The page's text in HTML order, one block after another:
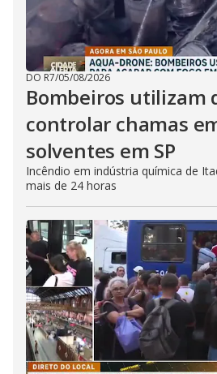
DO R7/05/08/2026
Bombeiros utilizam
controlar chamas
solventes em SP
Incêndio em indústria química de
mais de 24 horas